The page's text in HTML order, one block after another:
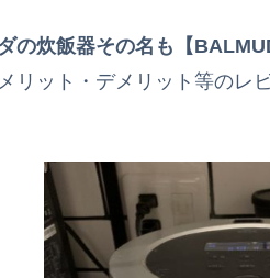
の炊飯器その名も【
リット・デメリット等のレ